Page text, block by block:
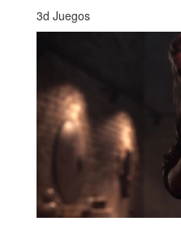
3d Juegos